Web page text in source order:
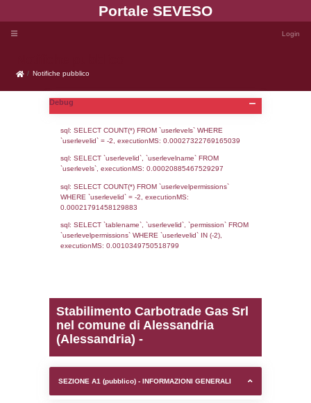
Portale
Notifiche pubblico
Notifiche pubblico
Debug
sql: SELECT COUNT(*) FROM `userlevels`
sql: SELECT `userlevelid`, `userlevelname`
0.00021791458129883
sql: SELECT `tablename`, `userlevelid`,
executionMS: 0.0010349750518799